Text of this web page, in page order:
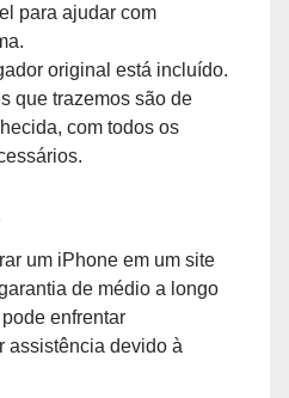
para ajudar com
original está incluído.
que trazemos são de
com todos os
um iPhone em um site
de médio a longo
enfrentar
assistência devido à